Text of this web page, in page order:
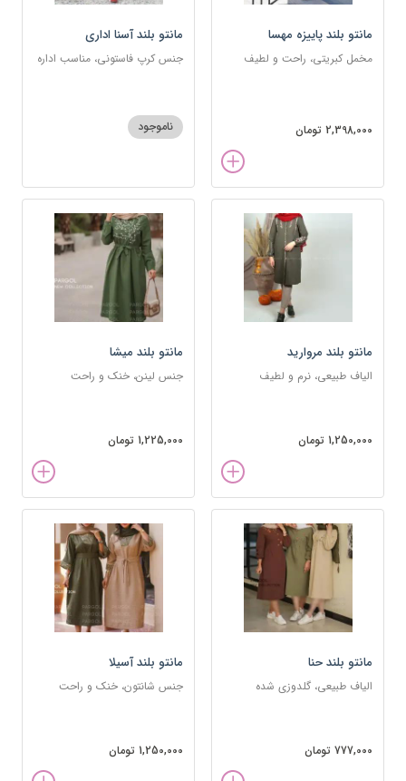
مانتو بلند پاییزه مهسا
مخمل کبریتی، راحت و لطیف
2,398,000 تومان
مانتو بلند آسنا اداری
جنس کرپ فاستونی، مناسب اداره
ناموجود
مانتو بلند مروارید
الیاف طبیعی، نرم و لطیف
1,250,000 تومان
مانتو بلند میشا
جنس لینن، خنک و راحت
1,225,000 تومان
مانتو بلند حنا
الیاف طبیعی، گلدوزی شده
777,000 تومان
مانتو بلند آسیلا
جنس شانتون، خنک و راحت
1,250,000 تومان